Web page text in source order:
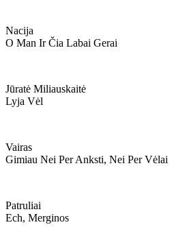
Nacija
O Man Ir Čia Labai Gerai
Jūratė Miliauskaitė
Lyja Vėl
Vairas
Gimiau Nei Per Anksti, Nei Per Vėlai
Patruliai
Ech, Merginos